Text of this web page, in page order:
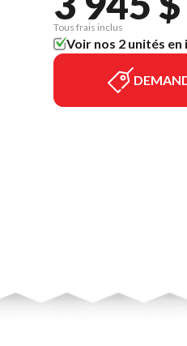
Tous frais inclus
Voir nos 2 unités